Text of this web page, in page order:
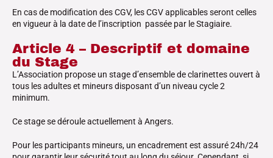
En cas de modification des CGV, les CGV applicables seront celles
en vigueur à la date de l’inscription passée par le Stagiaire.
Article 4 – Descriptif et domaine
du Stage
L’Association propose un stage d’ensemble de clarinettes ouvert à
tous les adultes et mineurs disposant d’un niveau cycle 2
minimum.
Ce stage se déroule actuellement à Angers.
Pour les participants mineurs, un encadrement est assuré 24h/24